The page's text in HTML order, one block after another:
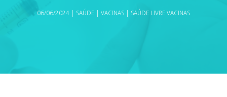
06/06/2024 | SAÚDE | VACINAS | SAÚDE LIVRE VACINAS